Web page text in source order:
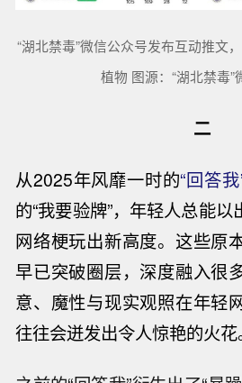
“湖北禁毒”微信公众号发布互动推文
植物 图源：“湖北禁毒”
二
从2025年风靡一时的“回答我
的“我要验牌”，年轻人总能
网络梗玩出新高度。这些原
早已突破圈层，深度融入很
意、魔性与现实观照在年轻
往往会迸发出令人惊艳的火花